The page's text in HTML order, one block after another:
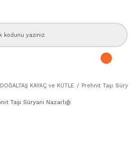
DOĞALTAŞ KAYAÇ ve KÜTLE Prehnit Taşı